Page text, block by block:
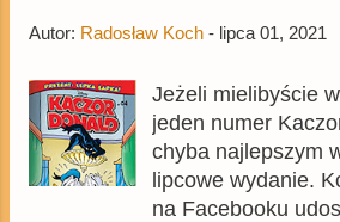
Autor: Radosław Koch - lipca 01, 2021
Jeżeli mielibyście
jeden numer
chyba najlepszym
lipcowe wydanie.
na Facebooku